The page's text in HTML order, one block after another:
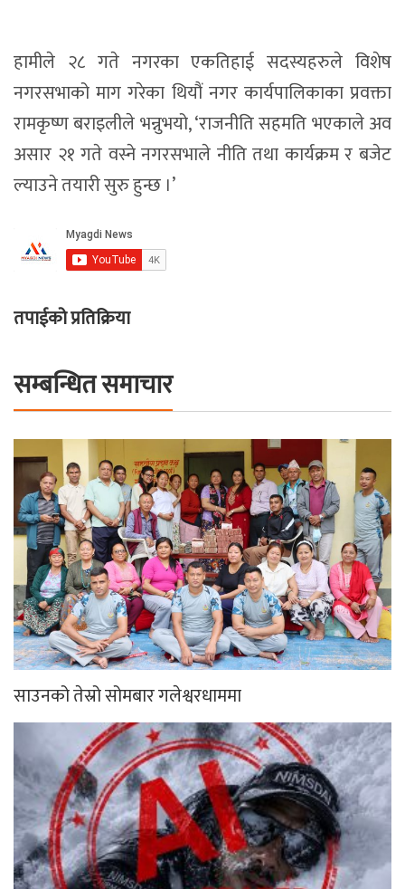
हामीले २८ गते नगरका एकतिहाई सदस्यहरुले विशेष
नगरसभाको माग गरेका थियौं नगर कार्यपालिकाका प्रवक्ता
रामकृष्ण बराइलीले भन्नुभयो, ‘राजनीति सहमति भएकाले अव
असार २१ गते वस्ने नगरसभाले नीति तथा कार्यक्रम र बजेट
ल्याउने तयारी सुरु हुन्छ ।’
तपाईको प्रतिक्रिया
सम्बन्धित समाचार
साउनको तेस्रो सोमबार गलेश्वरधाममा